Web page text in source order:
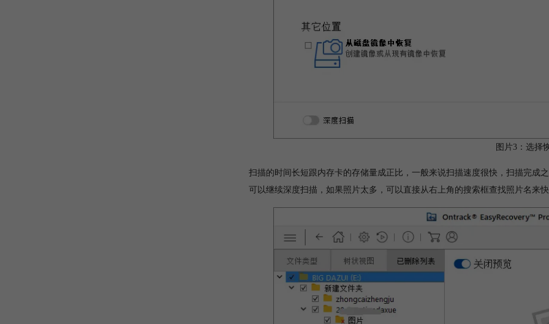
图片3：选择
扫描的时间长短跟内存卡的存储量成正比，一般来说扫描速度很快，扫描完成
可以继续深度扫描，如果照片太多，可以直接从右上角的搜索框查找照片名来